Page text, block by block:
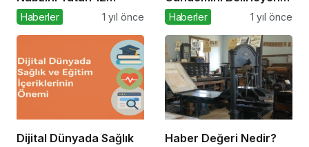
Özgün Platform
Haberler 1 yıl önce
15 Haber Sitesi
Haberler 1 yıl önce
Dijital Dünyada Sağlık
Haber Değeri Nedir?